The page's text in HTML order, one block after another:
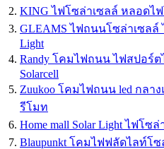
KING ไฟโซล่าเซลล์ หลอดไฟ
GLEAMS ไฟถนนโซล่าเซลล์
Light
Randy โคมไฟถนน ไฟสปอร์
Solarcell
Zuukoo โคมไฟถนน led กลา
รีโมท
Home mall Solar Light ไฟโซ
Blaupunkt โคมไฟฟลัดไลท์โ